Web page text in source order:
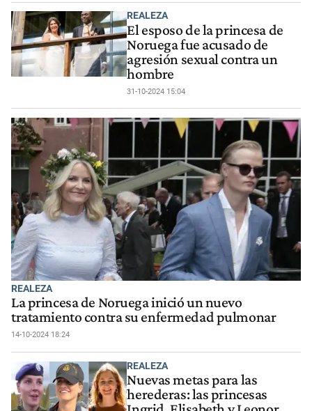
REALEZA
El esposo de la princesa de
Noruega fue acusado de
agresión sexual contra un
hombre
31-10-2024 15:04
REALEZA
La princesa de Noruega inició un nuevo
tratamiento contra su enfermedad pulmonar
14-10-2024 18:24
REALEZA
Nuevas metas para las
herederas: las princesas